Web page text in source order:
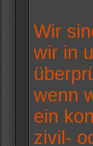
Wir
wir in
wenn
ein
zivil-